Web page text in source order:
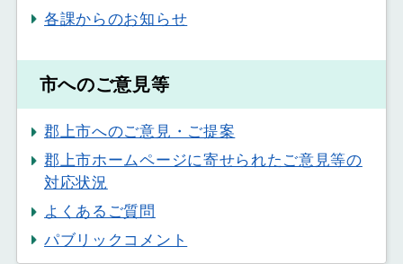
各課からのお知らせ
市へのご意見等
郡上市へのご意見・ご提案
郡上市ホームページに寄せられたご意見等の
対応状況
よくあるご質問
パブリックコメント